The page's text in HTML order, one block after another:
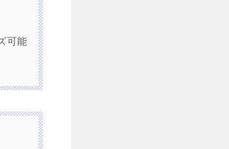
可能